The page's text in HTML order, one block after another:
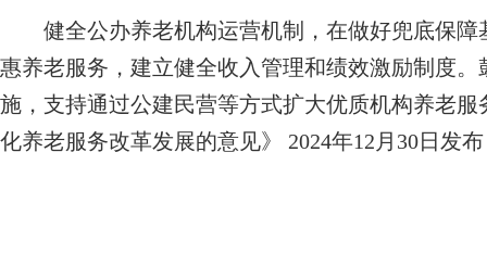
健全公办养老机构运营机制，在做好兜底保障
惠养老服务，建立健全收入管理和绩效激励制度
施，支持通过公建民营等方式扩大优质机构养老
化养老服务改革发展的意见》 2024年12月30日发